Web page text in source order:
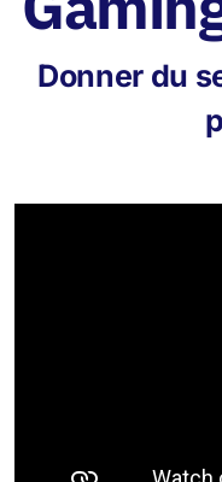
Donner du
L'origine des jeux